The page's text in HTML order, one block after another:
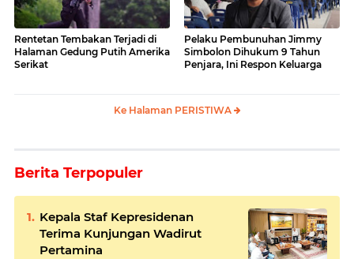
Rentetan Tembakan Terjadi di
Halaman Gedung Putih Amerika
Serikat
Pelaku Pembunuhan Jimmy
Simbolon Dihukum 9 Tahun
Penjara, Ini Respon Keluarga
Ke Halaman PERISTIWA
Berita Terpopuler
Kepala Staf Kepresidenan
Terima Kunjungan Wadirut
Pertamina